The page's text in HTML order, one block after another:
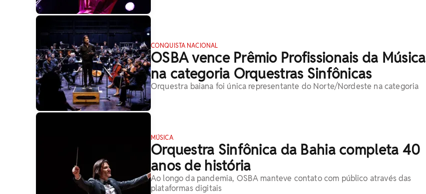
CONQUISTA NACIONAL
OSBA vence Prêmio Profissionais da Música
na categoria Orquestras Sinfônicas
Orquestra baiana foi única representante do Norte/Nordeste na categoria
MÚSICA
Orquestra Sinfônica da Bahia completa 40
anos de história
Ao longo da pandemia, OSBA manteve contato com público através das
plataformas digitais